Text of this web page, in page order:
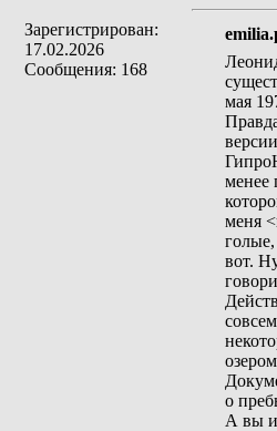
Зарегистрирован:
17.02.2026
Сообщения: 168
мая
менее
меня
вот.
о
А вы